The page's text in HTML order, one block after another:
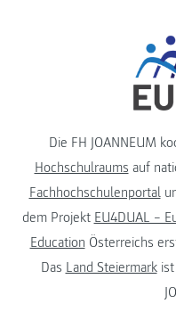
Die FH JOANNEUM
Hochschulraums auf
Fachhochschulenportal
dem Projekt EU4DUAL –
Education Österreichs
Das Land Steiermarkist